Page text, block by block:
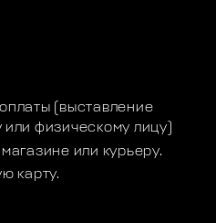
(выставление
физическому лицу)
или курьеру.
карту.